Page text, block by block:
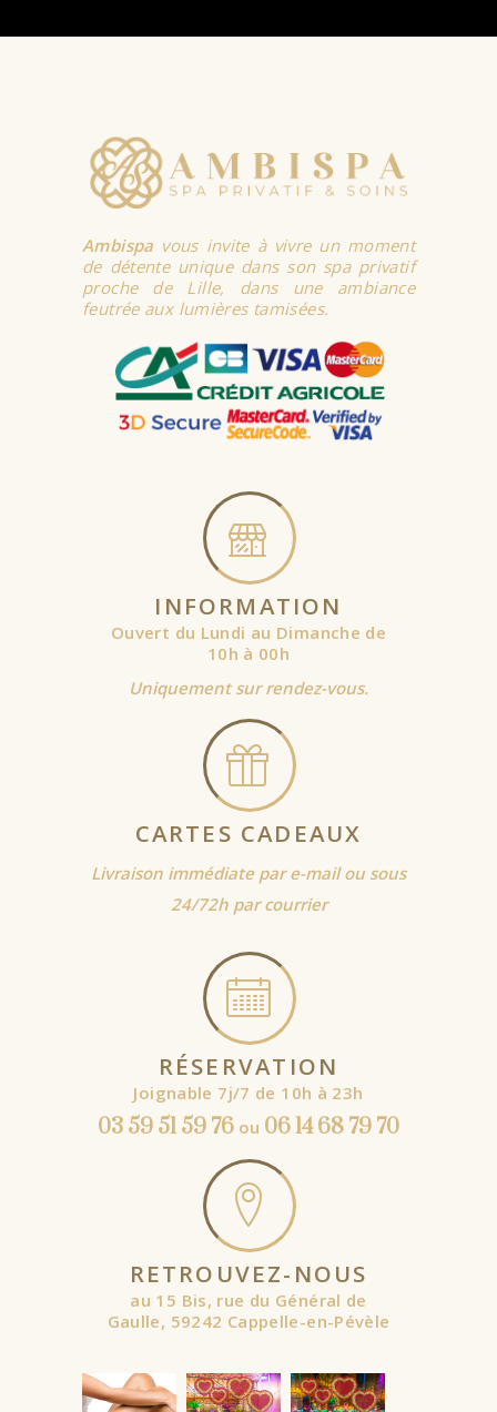
Ambispa vous invite à vivre un moment
de détente unique dans son spa privatif
proche de Lille, dans une ambiance
feutrée aux lumières tamisées.
INFORMATION
Ouvert du Lundi au Dimanche de
10h à 00h
Uniquement sur rendez-vous.
CARTES CADEAUX
Livraison immédiate par e-mail ou sous
24/72h par courrier
RÉSERVATION
Joignable 7j/7 de 10h à 23h
03 59 51 59 76 ou 06 14 68 79 70
RETROUVEZ-NOUS
au 15 Bis, rue du Général de
Gaulle, 59242 Cappelle-en-Pévèle
À partir de À partir de